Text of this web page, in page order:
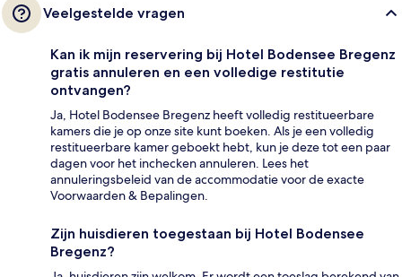
Veelgestelde vragen
Kan ik mijn reservering bij Hotel Bodensee Bregenz
gratis annuleren en een volledige restitutie
ontvangen?
Ja, Hotel Bodensee Bregenz heeft volledig restitueerbare
kamers die je op onze site kunt boeken. Als je een volledig
restitueerbare kamer geboekt hebt, kun je deze tot een paar
dagen voor het inchecken annuleren. Lees het
annuleringsbeleid van de accommodatie voor de exacte
Voorwaarden & Bepalingen.
Zijn huisdieren toegestaan bij Hotel Bodensee
Bregenz?